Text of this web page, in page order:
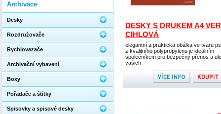
DESKY S DRUKEM A4
CIHLOVÁ
elegantní a praktická obálka ve tvaru
z kvalitního polypropylenu je ideálním
společníkem pro bezpečný přenos a
vašich
Archivace
Desky
Rozdružovače
Rychlovazače
Archivační vybavení
Boxy
Pořadače a štítky
Spisovky a spisové desky